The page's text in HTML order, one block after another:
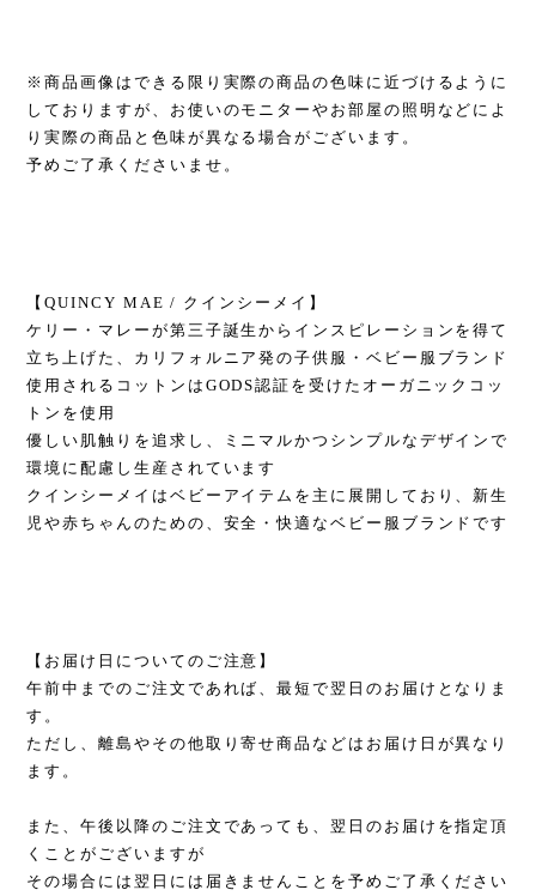
※商品画像はできる限り実際の商品の色味に近づけるように
しておりますが、お使いのモニターやお部屋の照明などによ
り実際の商品と色味が異なる場合がございます。
予めご了承くださいませ。
【QUINCY MAE / クインシーメイ】
ケリー・マレーが第三子誕生からインスピレーションを得て
立ち上げた、カリフォルニア発の子供服・ベビー服ブランド
使用されるコットンはGODS認証を受けたオーガニックコッ
トンを使用
優しい肌触りを追求し、ミニマルかつシンプルなデザインで
環境に配慮し生産されています
クインシーメイはベビーアイテムを主に展開しており、新生
児や赤ちゃんのための、安全・快適なベビー服ブランドです
【お届け日についてのご注意】
午前中までのご注文であれば、最短で翌日のお届けとなりま
す。
ただし、離島やその他取り寄せ商品などはお届け日が異なり
ます。
また、午後以降のご注文であっても、翌日のお届けを指定頂
くことがございますが
その場合には翌日には届きませんことを予めご了承ください